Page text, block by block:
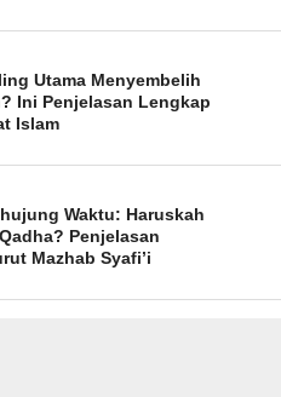
Utama Menyembelih
Ini Penjelasan Lengkap
Islam
Waktu: Haruskah
Penjelasan
Mazhab Syafi’i